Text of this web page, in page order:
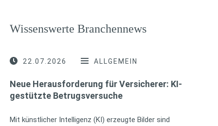
Wissenswerte Branchennews
22.07.2026 ALLGEMEIN
Neue Herausforderung für Versicherer: KI-
gestützte Betrugsversuche
Mit künstlicher Intelligenz (KI) erzeugte Bilder sind